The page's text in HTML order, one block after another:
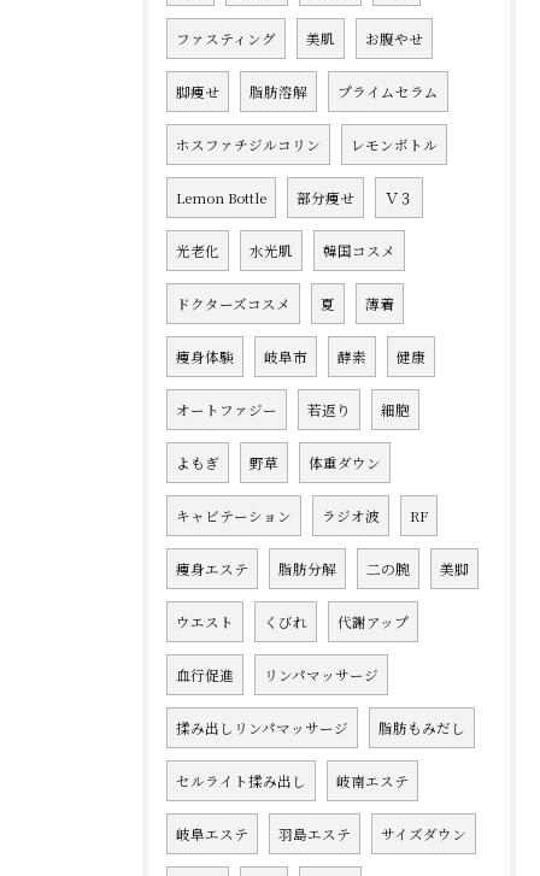
ファスティング 美肌 お腹やせ
脚痩せ 脂肪溶解 プライムセラム
ホスファチジルコリン レモンボトル
Lemon Bottle 部分痩せ Ｖ３
光老化 水光肌 韓国コスメ
ドクターズコスメ 夏 薄着
痩身体験 岐阜市 酵素 健康
オートファジー 若返り 細胞
よもぎ 野草 体重ダウン
キャビテーション ラジオ波 RF
痩身エステ 脂肪分解 二の腕 美脚
ウエスト くびれ 代謝アップ
血行促進 リンパマッサージ
揉み出しリンパマッサージ 脂肪もみだし
セルライト揉み出し 岐南エステ
岐阜エステ 羽島エステ サイズダウン